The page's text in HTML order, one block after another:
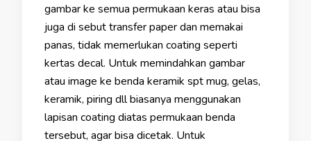
gambar ke semua permukaan keras atau bisa
juga di sebut transfer paper dan memakai
panas, tidak memerlukan coating seperti
kertas decal. Untuk memindahkan gambar
atau image ke benda keramik spt mug, gelas,
keramik, piring dll biasanya menggunakan
lapisan coating diatas permukaan benda
tersebut, agar bisa dicetak. Untuk